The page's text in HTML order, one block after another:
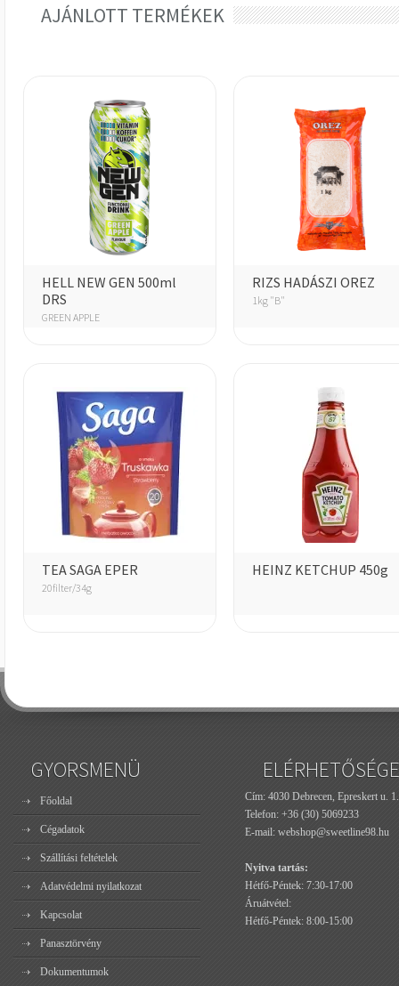
AJÁNLOTT TERMÉKEK
HELL NEW GEN 500ml
DRS
GREEN APPLE
RIZS HADÁSZI OREZ
1kg "B"
TEA SAGA EPER
20filter/34g
HEINZ KETCHUP 450g
GYORSMENÜ
Főoldal
Cégadatok
Szállítási feltételek
Adatvédelmi nyilatkozat
Kapcsolat
Panasztörvény
Dokumentumok
Cím: 4030 Debrecen, Epreskert u. 1.
Telefon: +36 (30) 5069233
E-mail: webshop@sweetline98.hu
Nyitva tartás:
Hétfő-Péntek: 7:30-17:00
Áruátvétel:
Hétfő-Péntek: 8:00-15:00